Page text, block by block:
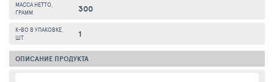
МАССА НЕТТО,
ГРАММ
300
К-ВО В УПАКОВКЕ,
ШТ
1
ОПИСАНИЕ ПРОДУКТА